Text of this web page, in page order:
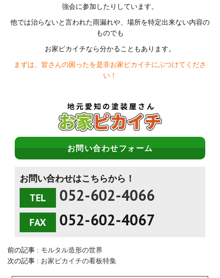
強会に参加したりしています。
他では治らないと言われた雨漏れや、場所を特定出来ない内容の
ものでも
お家ピカイチなら分かることもあります。
まずは、皆さんの困ったを是非お家ピカイチにぶつけてくださ
い！
お問い合わせフォーム
お問い合わせはこちらから！
TEL 052-602-4066
FAX 052-602-4067
前の記事 : モルタル造形の世界
次の記事 : お家ピカイチの看板特集